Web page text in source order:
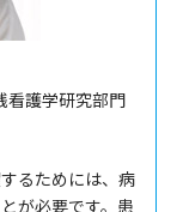
看護学研究部門
るためには、病
が必要です。患